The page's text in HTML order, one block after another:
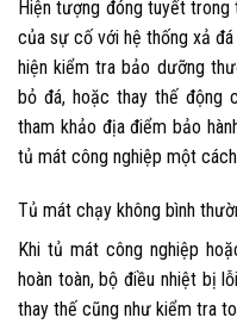
Hiện tượng đóng tuyết
của sự cố với hệ thống xả
hiện kiểm tra bảo dưỡng
bỏ đá, hoặc thay thế động
tham khảo địa điểm bảo
tủ mát công nghiệp một
Tủ mát chạy không bình
Khi tủ mát công nghiệp
hoàn toàn, bộ điều nhiệt bị
thay thế cũng như kiểm tra